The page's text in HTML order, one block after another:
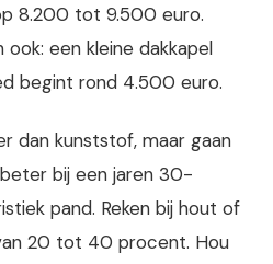
8.200 tot 9.500 euro.
een kleine dakkapel
begint rond 4.500 euro.
dan kunststof, maar gaan
bij een jaren 30-
pand. Reken bij hout of
20 tot 40 procent. Hou